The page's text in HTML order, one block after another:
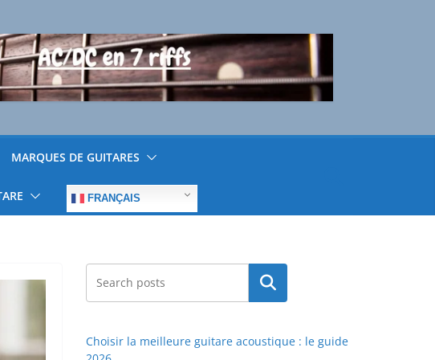
MARQUES DE GUITARES
FRANÇAIS
Rechercher
Choisir la meilleure guitare acoustique : le guide